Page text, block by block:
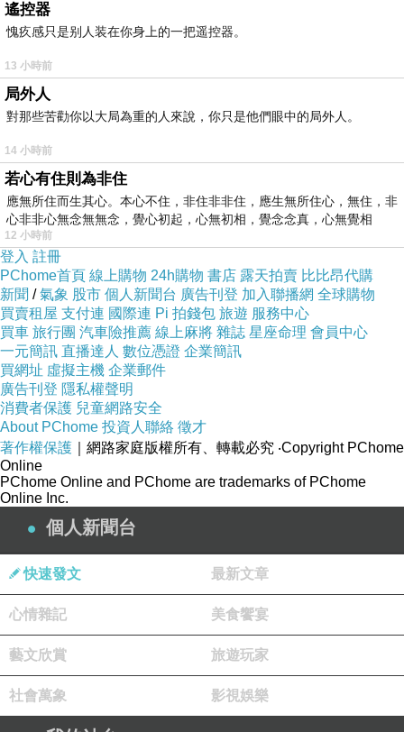
上一篇：
遙控器
愧疚感只是别人装在你身上的一把遥控器。
13 小時前
局外人
對那些苦勸你以大局為重的人來說，你只是他們眼中的局外人。
14 小時前
若心有住則為非住
應無所住而生其心。本心不住，非住非非住，應生無所住心，無住，非
心非非心無念無無念，覺心初起，心無初相，覺念念真，心無覺相
12 小時前
登入 註冊
PChome首頁 線上購物 24h購物 書店 露天拍賣 比比昂代購
新聞 /氣象 股市 個人新聞台 廣告刊登 加入聯播網 全球購物
買賣租屋 支付連 國際連 Pi 拍錢包 旅遊 服務中心
買車 旅行團 汽車險推薦 線上麻將 雜誌 星座命理 會員中心
一元簡訊 直播達人 數位憑證 企業簡訊
買網址 虛擬主機 企業郵件
廣告刊登 隱私權聲明
消費者保護 兒童網路安全
About PChome 投資人聯絡 徵才
著作權保護 ｜網路家庭版權所有、轉載必究 ‧Copyright PChome
Online
PChome Online and PChome are trademarks of PChome
Online Inc.
個人新聞台
快速發文 最新文章
心情雜記 美食饗宴
藝文欣賞 旅遊玩家
社會萬象 影視娛樂